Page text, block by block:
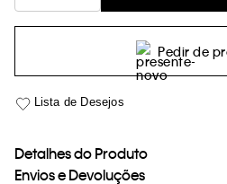
Pedir de
Detalhes do Produto
Envios e Devoluções